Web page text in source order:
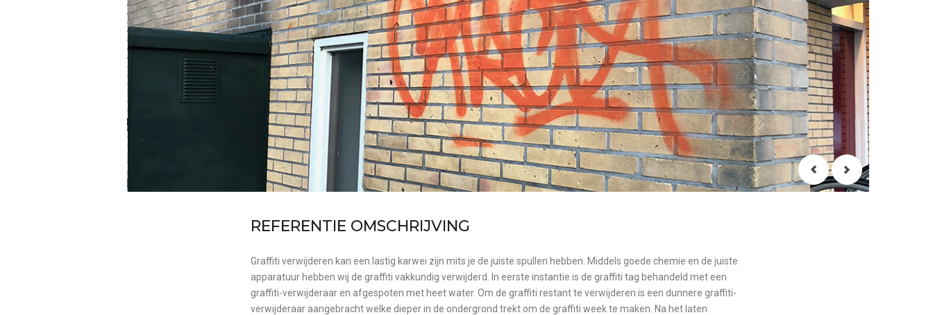
REFERENTIE OMSCHRIJVING
Graffiti verwijderen kan een lastig karwei zijn mits je de juiste spullen hebben. Middels goede chemie en de juiste
apparatuur hebben wij de graffiti vakkundig verwijderd. In eerste instantie is de graffiti tag behandeld met een
graffiti-verwijderaar en afgespoten met heet water. Om de graffiti restant te verwijderen is een dunnere graffiti-
verwijderaar aangebracht welke dieper in de ondergrond trekt om de graffiti week te maken. Na het laten